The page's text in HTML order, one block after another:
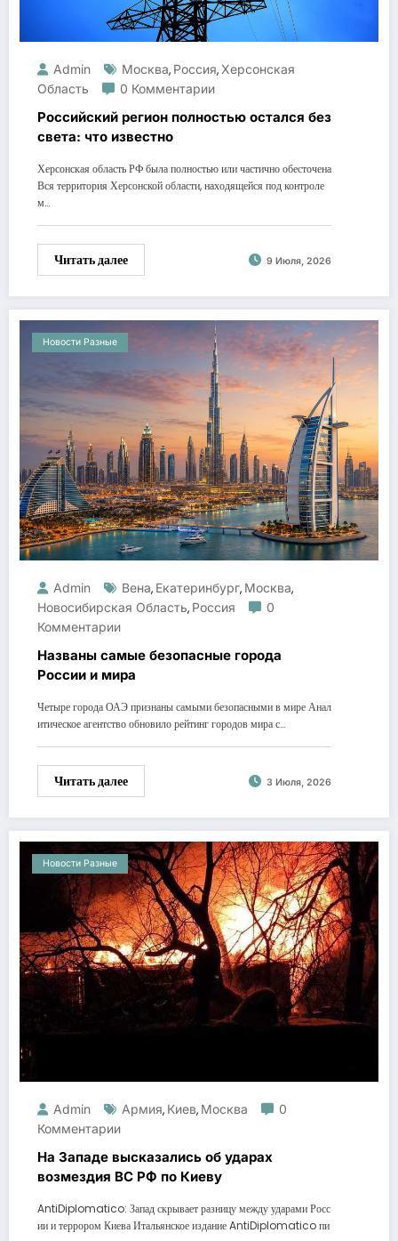
Admin Москва, Россия,Херсонская
Область
0 Комментарии
Российский регион полностью остался без
света: что известно
Херсонская область РФ была полностью или частично обесточена
Вся территория Херсонской области, находящейся под контроле
м…
Читать далее 9 Июля, 2026
Новости Разные
Admin Вена, Екатеринбург, Москва,
Новосибирская Область, Россия
0
Комментарии
Названы самые безопасные города
России и мира
Четыре города ОАЭ признаны самыми безопасными в мире Анал
итическое агентство обновило рейтинг городов мира с…
Читать далее 3 Июля, 2026
Новости Разные
Admin Армия, Киев, Москва
0
Комментарии
На Западе высказались об ударах
возмездия ВС РФ по Киеву
AntiDiplomatico: Запад скрывает разницу между ударами Росс
ии и террором Киева Итальянское издание AntiDiplomatico пи